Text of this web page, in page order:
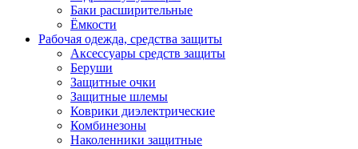
Баки расширительные
Ёмкости
Рабочая одежда, средства защиты
Аксессуары средств защиты
Беруши
Защитные очки
Защитные шлемы
Коврики диэлектрические
Комбинезоны
Наколенники защитные